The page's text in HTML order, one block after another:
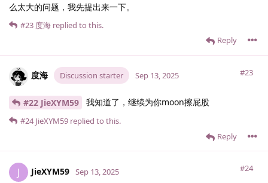
么太大的问题，我先提出来一下。
Reply
#23 度海 replied to this.
度海 Discussion starter #23
Sep 13, 2025
#22 JieXYM59 我知道了，继续为你moon擦屁股
Reply
#24 JieXYM59 replied to this.
J JieXYM59 #24
Sep 13, 2025